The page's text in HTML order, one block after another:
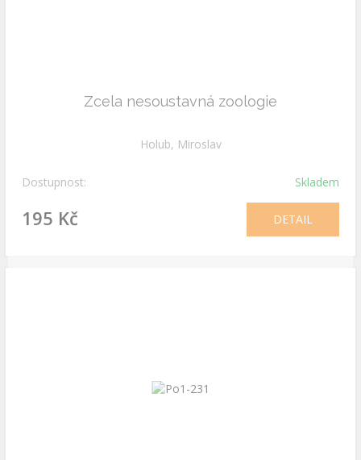
Zcela nesoustavná zoologie
Holub, Miroslav
Dostupnost: Skladem
195 Kč DETAIL